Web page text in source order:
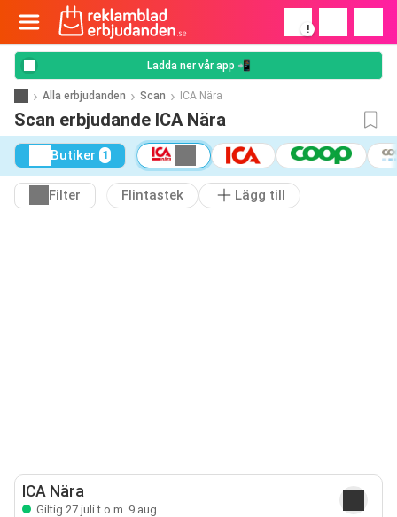
!
Ladda ner vår app 📲
Alla erbjudanden Scan ICA Nära
Scan erbjudande ICA Nära
Butiker 1
Filter Flintastek Lägg till
ICA Nära
Giltig 27 juli t.o.m. 9 aug.